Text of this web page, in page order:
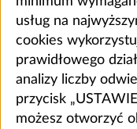
usług na
cookies
prawidłowego
analizy liczby
przycisk
możesz otworzyć